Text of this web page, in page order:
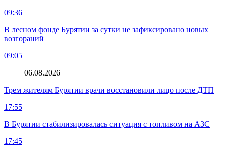
09:36
В лесном фонде Бурятии за сутки не зафиксировано новых
возгораний
09:05
06.08.2026
Трем жителям Бурятии врачи восстановили лицо после ДТП
17:55
В Бурятии стабилизировалась ситуация с топливом на АЗС
17:45